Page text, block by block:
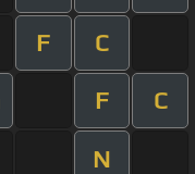
F C
F C
N